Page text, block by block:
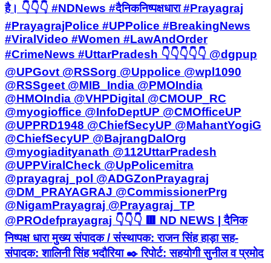
है। 👇👇👇 #NDNews #दैनिकनिष्पक्षधारा #Prayagraj
#PrayagrajPolice #UPPolice #BreakingNews
#ViralVideo #Women #LawAndOrder
#CrimeNews #UttarPradesh 👇👇👇👇👇 @dgpup
@UPGovt @RSSorg @Uppolice @wpl1090
@RSSgeet @MIB_India @PMOIndia
@HMOIndia @VHPDigital @CMOUP_RC
@myogioffice @InfoDeptUP @CMOfficeUP
@UPPRD1948 @ChiefSecyUP @MahantYogiG
@ChiefSecyUP @BajrangDalOrg
@myogiadityanath @112UttarPradesh
@UPPViralCheck @UpPolicemitra
@prayagraj_pol @ADGZonPrayagraj
@DM_PRAYAGRAJ @CommissionerPrg
@NigamPrayagraj @Prayagraj_TP
@PROdefprayagraj 👇👇👇 🟥 ND NEWS | दैनिक
निष्पक्ष धारा मुख्य संपादक / संस्थापक: राजन सिंह हाड़ा सह-
संपादक: शालिनी सिंह भदौरिया ✒️ रिपोर्ट: सहयोगी सुनील व प्रमोद